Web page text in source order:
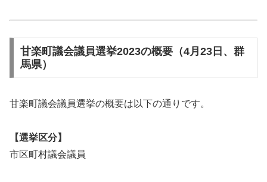
甘楽町議会議員選挙2023の概要（4月23日、群
馬県）
甘楽町議会議員選挙の概要は以下の通りです。
【選挙区分】
市区町村議会議員